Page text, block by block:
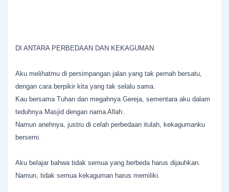
DI ANTARA PERBEDAAN DAN KEKAGUMAN
Aku melihatmu di persimpangan jalan yang tak pernah bersatu,
dengan cara berpikir kita yang tak selalu sama.
Kau bersama Tuhan dan megahnya Gereja, sementara aku dalam
teduhnya Masjid dengan nama Allah.
Namun anehnya, justru di celah perbedaan itulah, kekagumanku
bersemi.
Aku belajar bahwa tidak semua yang berbeda harus dijauhkan.
Namun, tidak semua kekaguman harus memiliki.